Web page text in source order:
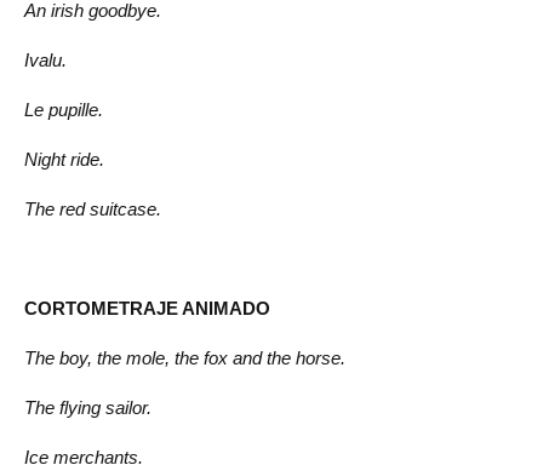
An irish goodbye.
Ivalu.
Le pupille.
Night ride.
The red suitcase.
CORTOMETRAJE ANIMADO
The boy, the mole, the fox and the horse.
The flying sailor.
Ice merchants.